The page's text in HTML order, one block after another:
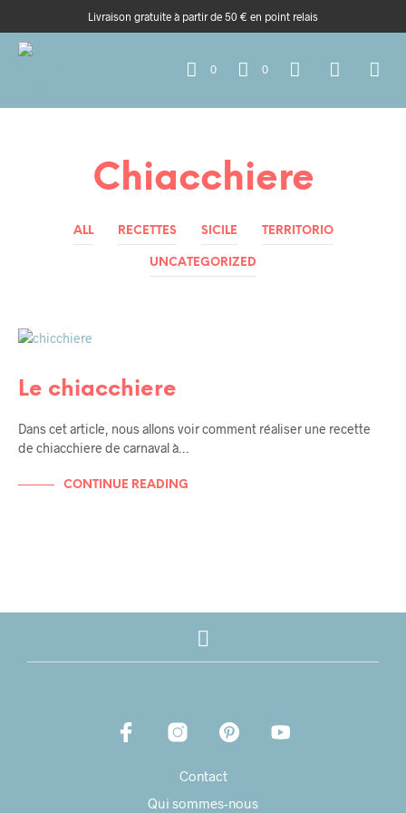
Livraison gratuite à partir de 50 € en point relais
0 0
Chiacchiere
ALL RECETTES SICILE TERRITORIO
UNCATEGORIZED
Le chiacchiere
Dans cet article, nous allons voir comment réaliser une recette
de chiacchiere de carnaval à…
CONTINUE READING
Contact
Qui sommes-nous